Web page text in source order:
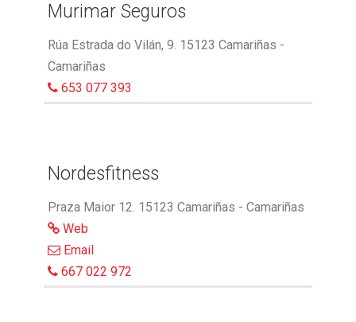
Murimar Seguros
Rúa Estrada do Vilán, 9. 15123 Camariñas -
Camariñas
653 077 393
Nordesfitness
Praza Maior 12. 15123 Camariñas - Camariñas
Web
Email
667 022 972